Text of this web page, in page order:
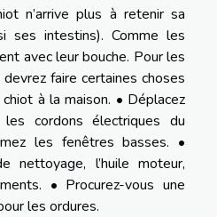
n’arrive plus à retenir sa
ses intestins). Comme les
avec leur bouche. Pour les
faire certaines choses
à la maison. • Déplacez
cordons électriques du
les fenêtres basses. •
nettoyage, l’huile moteur,
• Procurez-vous une
les ordures.